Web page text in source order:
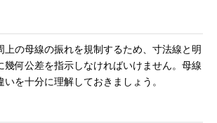
の母線の振れを規制するため、寸法線と明
幾何公差を指示しなければいけません。母線
を十分に理解しておきましょう。